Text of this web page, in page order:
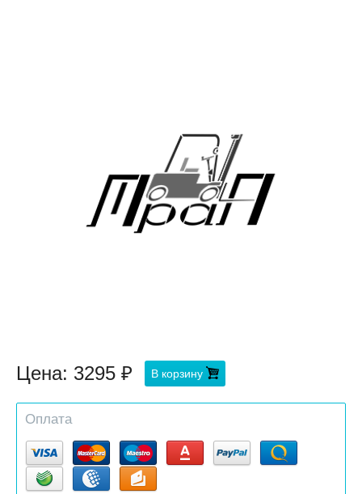
Цена: 3295 В корзину
Оплата